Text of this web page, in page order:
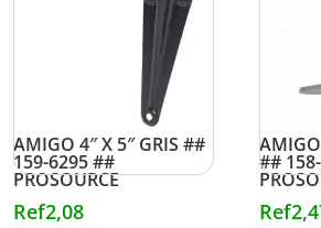
GANCHO MET. PIE DE
AMIGO 4″ X 5″ GRIS ##
159-6295 ##
PROSOURCE
Ref2,08
##
Ref